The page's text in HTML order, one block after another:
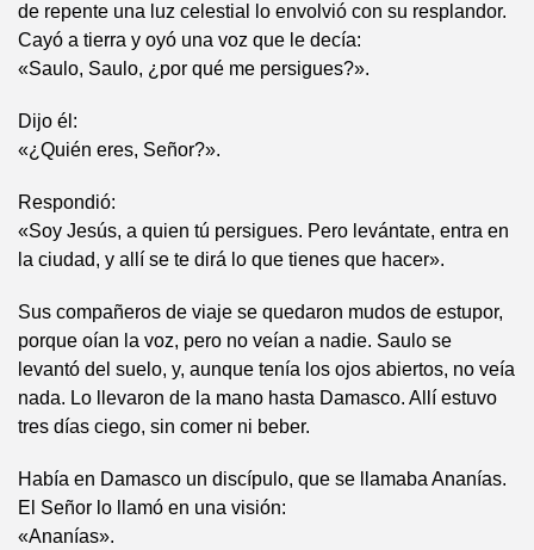
de repente una luz celestial lo envolvió con su resplandor.
Cayó a tierra y oyó una voz que le decía:
«Saulo, Saulo, ¿por qué me persigues?».
Dijo él:
«¿Quién eres, Señor?».
Respondió:
«Soy Jesús, a quien tú persigues. Pero levántate, entra en
la ciudad, y allí se te dirá lo que tienes que hacer».
Sus compañeros de viaje se quedaron mudos de estupor,
porque oían la voz, pero no veían a nadie. Saulo se
levantó del suelo, y, aunque tenía los ojos abiertos, no veía
nada. Lo llevaron de la mano hasta Damasco. Allí estuvo
tres días ciego, sin comer ni beber.
Había en Damasco un discípulo, que se llamaba Ananías.
El Señor lo llamó en una visión:
«Ananías».